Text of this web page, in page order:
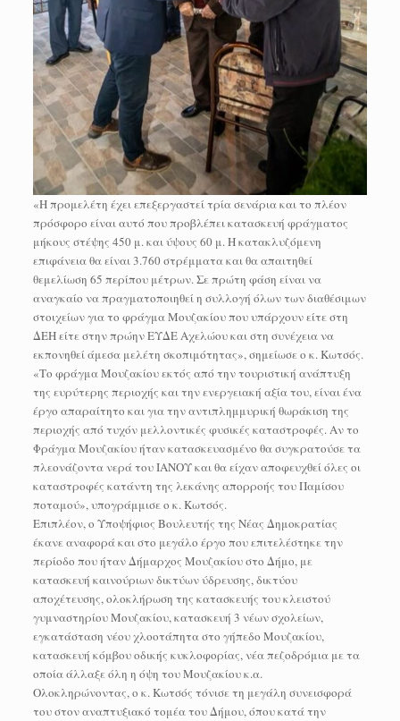
«Η προμελέτη έχει επεξεργαστεί τρία σενάρια και το πλέον
πρόσφορο είναι αυτό που προβλέπει κατασκευή φράγματος
μήκους στέψης 450 μ. και ύψους 60 μ. Η κατακλυζόμενη
επιφάνεια θα είναι 3.760 στρέμματα και θα απαιτηθεί
θεμελίωση 65 περίπου μέτρων. Σε πρώτη φάση είναι να
αναγκαίο να πραγματοποιηθεί η συλλογή όλων των διαθέσιμων
στοιχείων για το φράγμα Μουζακίου που υπάρχουν είτε στη
ΔΕΗ είτε στην πρώην ΕΥΔΕ Αχελώου και στη συνέχεια να
εκπονηθεί άμεσα μελέτη σκοπιμότητας», σημείωσε ο κ. Κωτσός.
«Το φράγμα Μουζακίου εκτός από την τουριστική ανάπτυξη
της ευρύτερης περιοχής και την ενεργειακή αξία του, είναι ένα
έργο απαραίτητο και για την αντιπλημμυρική θωράκιση της
περιοχής από τυχόν μελλοντικές φυσικές καταστροφές. Αν το
Φράγμα Μουζακίου ήταν κατασκευασμένο θα συγκρατούσε τα
πλεονάζοντα νερά του ΙΑΝΟΥ και θα είχαν αποφευχθεί όλες οι
καταστροφές κατάντη της λεκάνης απορροής του Παμίσου
ποταμού», υπογράμμισε ο κ. Κωτσός.
Επιπλέον, ο Υποψήφιος Βουλευτής της Νέας Δημοκρατίας
έκανε αναφορά και στο μεγάλο έργο που επιτελέστηκε την
περίοδο που ήταν Δήμαρχος Μουζακίου στο Δήμο, με
κατασκευή καινούριων δικτύων ύδρευσης, δικτύου
αποχέτευσης, ολοκλήρωση της κατασκευής του κλειστού
γυμναστηρίου Μουζακίου, κατασκευή 3 νέων σχολείων,
εγκατάσταση νέου χλοοτάπητα στο γήπεδο Μουζακίου,
κατασκευή κόμβου οδικής κυκλοφορίας, νέα πεζοδρόμια με τα
οποία άλλαξε όλη η όψη του Μουζακίου κ.α.
Ολοκληρώνοντας, ο κ. Κωτσός τόνισε τη μεγάλη συνεισφορά
του στον αναπτυξιακό τομέα του Δήμου, όπου κατά την